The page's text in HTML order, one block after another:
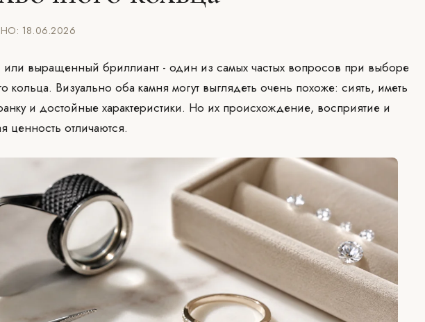
18.06.2026
или выращенный бриллиант - один из самых частых вопросов при выборе
кольца. Визуально оба камня могут выглядеть очень похоже: сиять, иметь
и достойные характеристики. Но их происхождение, восприятие и
ценность отличаются.